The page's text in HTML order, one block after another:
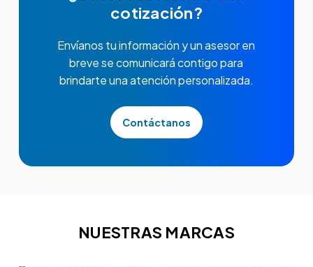
cotización?
Envíanos tu información y un asesor en
breve se comunicará contigo para
brindarte una atención personalizada.
Contáctanos
NUESTRAS MARCAS